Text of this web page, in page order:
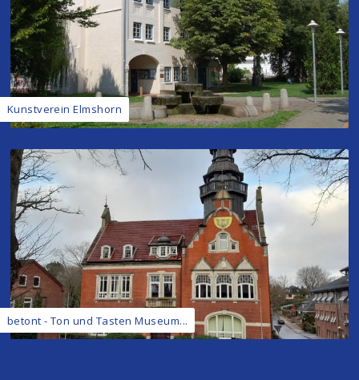
Kunstverein Elmshorn
betont - Ton und Tasten Museum...